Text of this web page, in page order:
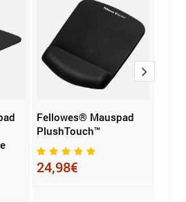
Fellowes® Mauspad
PlushTouch™
24,98€